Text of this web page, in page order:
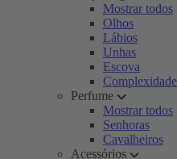
Mostrar todos
Olhos
Lábios
Unhas
Escova
Complexidade
Perfume
Mostrar todos
Senhoras
Cavalheiros
Acessórios